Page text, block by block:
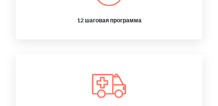
12 шаговая программа